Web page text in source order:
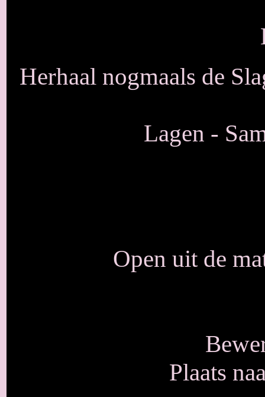
Herhaal nogmaals de
Lagen -
Open uit de
Plaats